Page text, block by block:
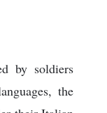
by soldiers
the